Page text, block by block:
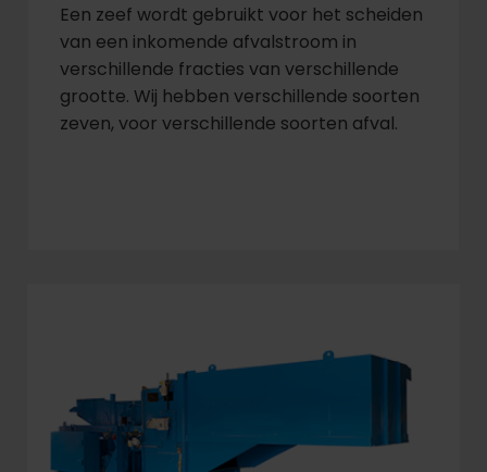
Een zeef wordt gebruikt voor het scheiden
van een inkomende afvalstroom in
verschillende fracties van verschillende
grootte. Wij hebben verschillende soorten
zeven, voor verschillende soorten afval.